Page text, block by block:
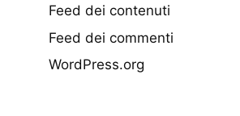
Feed dei contenuti
Feed dei commenti
WordPress.org